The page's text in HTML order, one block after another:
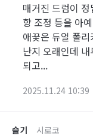
매거진 드럼이
향 조정 등을 아
애꿎은 듀얼 폴
난지 오래인데
되고...
2025.11.24 10:39
슬기 시로코